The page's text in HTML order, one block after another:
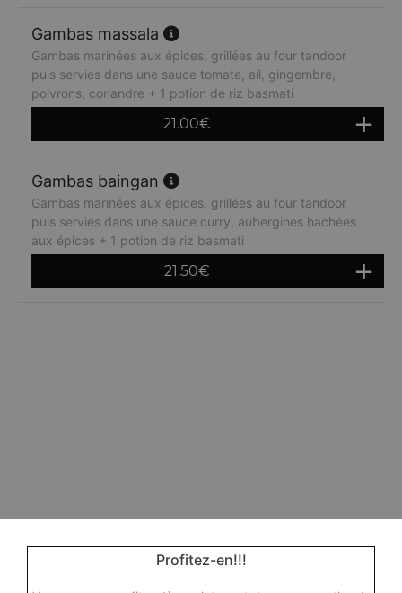
Gambas massala
Gambas marinées aux épices, grillées au four tandoor
puis servies dans une sauce tomate, ail, gingembre,
poivrons, coriandre + 1 potion de riz basmati
21.00€
Gambas baingan
Gambas marinées aux épices, grillées au four tandoor
puis servies dans une sauce curry, aubergines hachées
aux épices + 1 potion de riz basmati
21.50€
Profitez-en!!!